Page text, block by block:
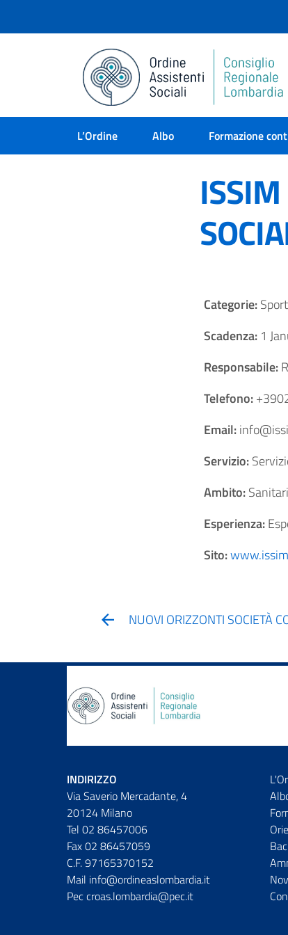
L’Ordine Albo Formazione
Categorie:
Scadenza: 1
Responsabile:
Telefono:
Email:
Servizio:
Ambito:
Esperienza:
Sito:
NUOVI ORIZZONTI SOCIETÀ
INDIRIZZO
Via Saverio Mercadante, 4
20124 Milano
Tel 02 86457006
Fax 02 86457059
C.F. 97165370152
Mail info@ordineaslombardia.it
Pec croas.lombardia@pec.it